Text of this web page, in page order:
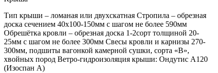
Тип крыши – ломаная или двухскатная Стропила – обрезная
доска сечением 40х100-150мм с шагом не более 590мм
Обрешётка кровли – обрезная доска 1-2сорт толщиной 20-
25мм с шагом не более 300мм Свесы кровли и карнизы 270-
300мм, подшиты вагонкой камерной сушки, сорта «В»,
хвойных пород Ветро-гидроизоляция крыши: Ондутис А120
(Изоспан А)